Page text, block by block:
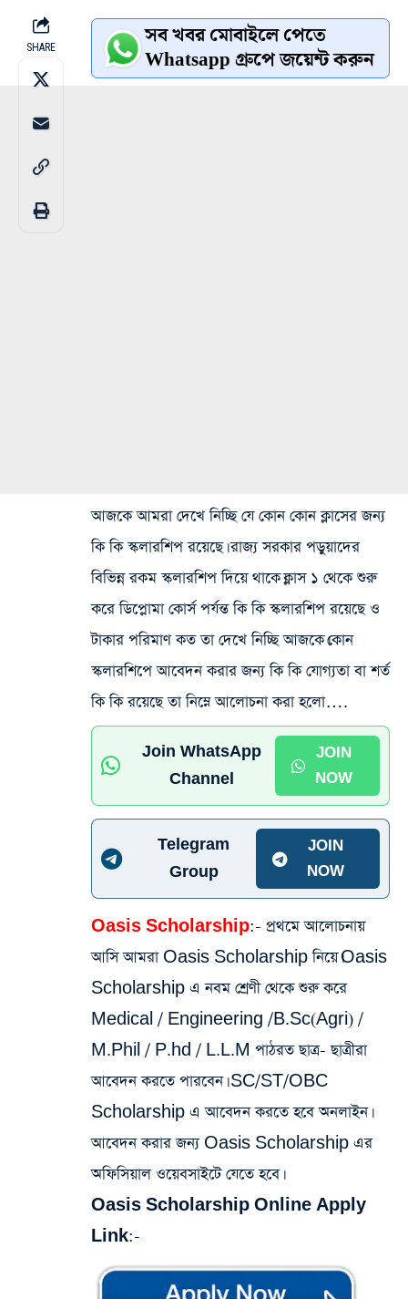
SHARE সব খবর মোবাইলে পেতে
Whatsapp গ্রুপে জয়েন্ট করুন
আজকে আমরা দেখে নিচ্ছি যে কোন কোন ক্লাসের জন্য
কি কি স্কলারশিপ রয়েছে। রাজ্য সরকার পড়ুয়াদের
বিভিন্ন রকম স্কলারশিপ দিয়ে থাকে।ক্লাস ১ থেকে শুরু
করে ডিপ্লোমা কোর্স পর্যন্ত কি কি স্কলারশিপ রয়েছে ও
টাকার পরিমাণ কত তা দেখে নিচ্ছি আজকে।কোন
স্কলারশিপে আবেদন করার জন্য কি কি যোগ্যতা বা শর্ত
কি কি রয়েছে তা নিম্নে আলোচনা করা হলো….
Join WhatsApp
Channel
JOIN
NOW
Telegram
Group
JOIN
NOW
Oasis Scholarship:- প্রথমে আলোচনায়
আসি আমরা Oasis Scholarship নিয়ে।Oasis
Scholarship এ নবম শ্রেণী থেকে শুরু করে
Medical / Engineering /B.Sc(Agri) /
M.Phil / P.hd / L.L.M পাঠরত ছাত্র- ছাত্রীরা
আবেদন করতে পারবেন। SC/ST/OBC
Scholarship এ আবেদন করতে হবে অনলাইন।
আবেদন করার জন্য Oasis Scholarship এর
অফিসিয়াল ওয়েবসাইটে যেতে হবে।
Oasis Scholarship Online Apply
Link:-